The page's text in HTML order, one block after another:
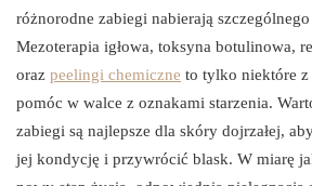
różnorodne zabiegi nabierają
Mezoterapia igłowa, toksyna botulinowa,
oraz peelingi chemiczne to tylko niektóre
pomóc w walce z oznakami starzenia.
zabiegi są najlepsze dla skóry dojrzałej,
jej kondycję i przywrócić blask. W miarę